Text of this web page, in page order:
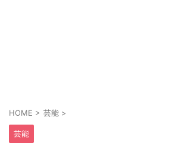
HOME > 芸能 >
芸能